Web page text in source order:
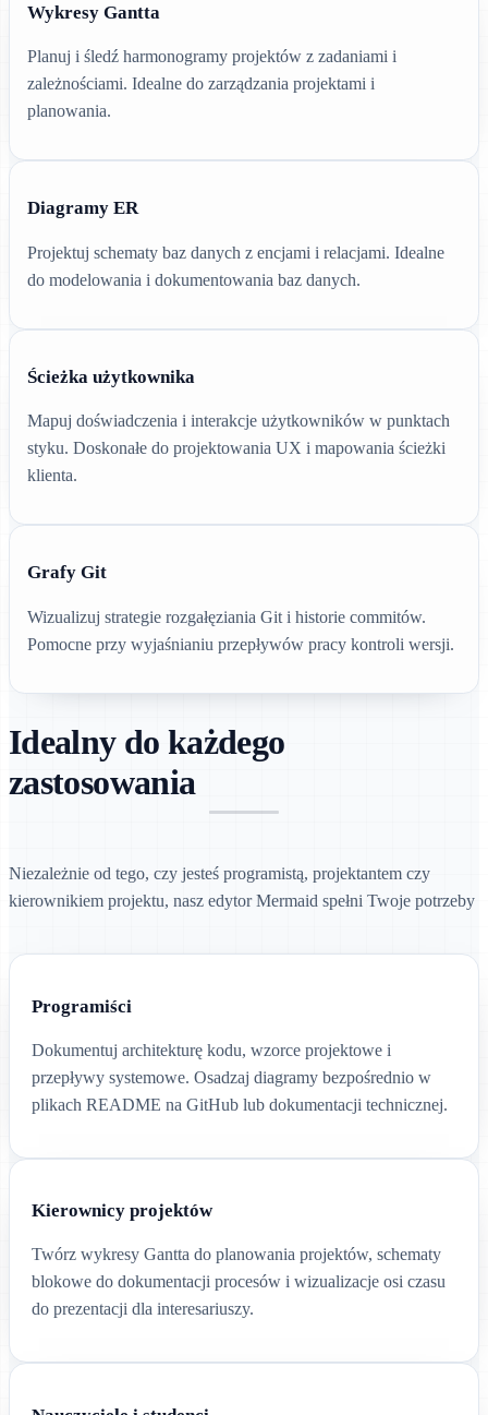
Wykresy Gantta
Planuj i śledź harmonogramy projektów z zadaniami i
zależnościami. Idealne do zarządzania projektami i
planowania.
Diagramy ER
Projektuj schematy baz danych z encjami i relacjami. Idealne
do modelowania i dokumentowania baz danych.
Ścieżka użytkownika
Mapuj doświadczenia i interakcje użytkowników w punktach
styku. Doskonałe do projektowania UX i mapowania ścieżki
klienta.
Grafy Git
Wizualizuj strategie rozgałęziania Git i historie commitów.
Pomocne przy wyjaśnianiu przepływów pracy kontroli wersji.
Idealny do każdego
zastosowania
Niezależnie od tego, czy jesteś programistą, projektantem czy
kierownikiem projektu, nasz edytor Mermaid spełni Twoje potrzeby
Programiści
Dokumentuj architekturę kodu, wzorce projektowe i
przepływy systemowe. Osadzaj diagramy bezpośrednio w
plikach README na GitHub lub dokumentacji technicznej.
Kierownicy projektów
Twórz wykresy Gantta do planowania projektów, schematy
blokowe do dokumentacji procesów i wizualizacje osi czasu
do prezentacji dla interesariuszy.